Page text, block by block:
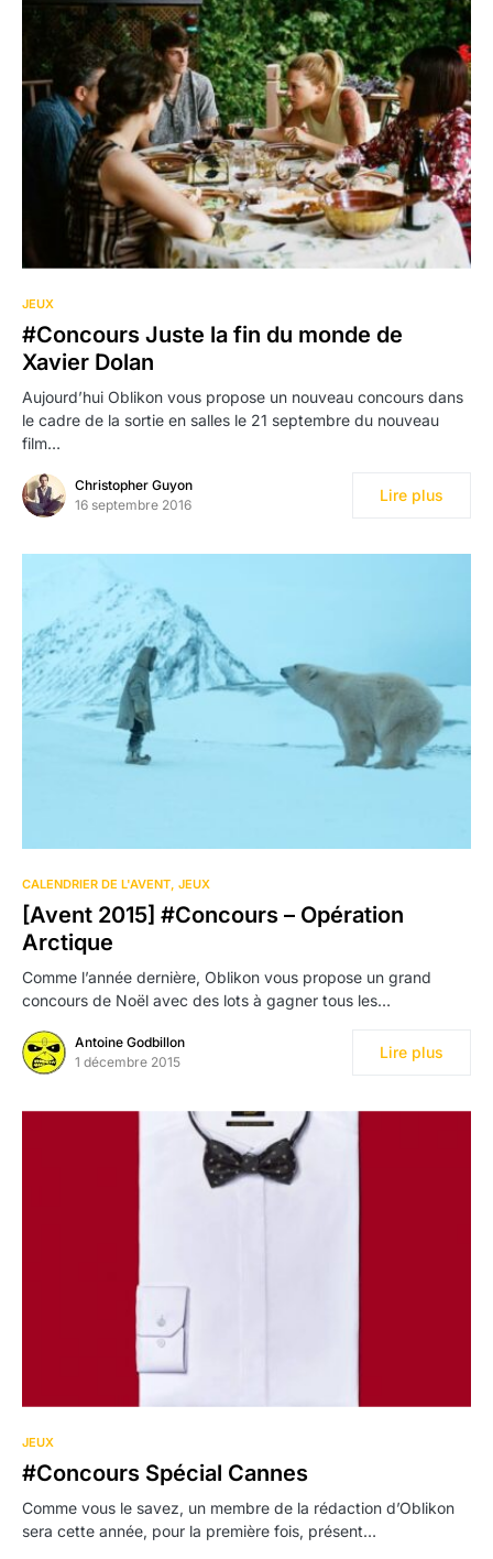
JEUX
#Concours Juste la fin du monde de
Xavier Dolan
Aujourd’hui Oblikon vous propose un nouveau concours dans
le cadre de la sortie en salles le 21 septembre du nouveau
film…
Christopher Guyon
16 septembre 2016
Lire plus
CALENDRIER DE L'AVENT JEUX
[Avent 2015] #Concours – Opération
Arctique
Comme l’année dernière, Oblikon vous propose un grand
concours de Noël avec des lots à gagner tous les…
Antoine Godbillon
1 décembre 2015
Lire plus
JEUX
#Concours Spécial Cannes
Comme vous le savez, un membre de la rédaction d’Oblikon
sera cette année, pour la première fois, présent…